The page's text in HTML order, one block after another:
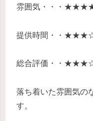
雰囲気・・・
提供時間・・
総合評価・・
落ち着いた雰囲気の
す。